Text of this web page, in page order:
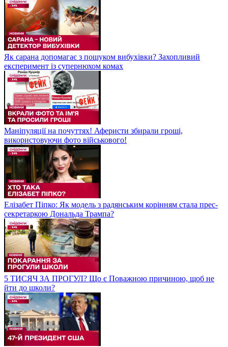
Як сарана допомагає з пошуком вибухівки? Захопливий
експеримент із супернюхом комах
Маніпуляції на почуттях! Аферисти збирали гроші,
використовуючи фото військового!
Елізабет Піпко: Як модель з радянським корінням стала прес-
секретаркою Дональда Трампа?
5 ТИСЯЧ ЗА ПРОГУЛ? Що є Поважною причиною, щоб не
йти до школи?